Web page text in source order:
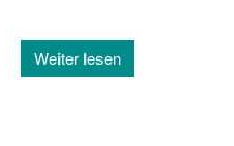
Weiter lesen